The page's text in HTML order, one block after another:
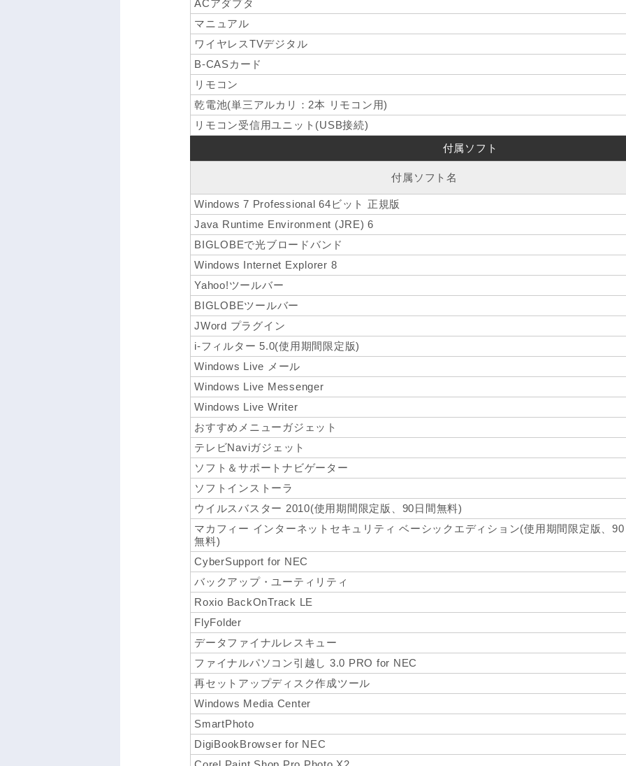
ACアダプタ
マニュアル
ワイヤレスTVデジタル
B-CASカード
リモコン
乾電池(単三アルカリ：2本 リモコン用)
リモコン受信用ユニット(USB接続)
付属ソフト
付属ソフト名
Windows 7 Professional 64ビット 正規版
Java Runtime Environment (JRE) 6
BIGLOBEで光ブロードバンド
Windows Internet Explorer 8
Yahoo!ツールバー
BIGLOBEツールバー
JWord プラグイン
i-フィルター 5.0(使用期間限定版)
Windows Live メール
Windows Live Messenger
Windows Live Writer
おすすめメニューガジェット
テレビNaviガジェット
ソフト＆サポートナビゲーター
ソフトインストーラ
ウイルスバスター 2010(使用期間限定版、90日間無料)
マカフィー インターネットセキュリティ ベーシックエディション(使用期間限定版、
無料)
CyberSupport for NEC
バックアップ・ユーティリティ
Roxio BackOnTrack LE
FlyFolder
データファイナルレスキュー
ファイナルパソコン引越し 3.0 PRO for NEC
再セットアップディスク作成ツール
Windows Media Center
SmartPhoto
DigiBookBrowser for NEC